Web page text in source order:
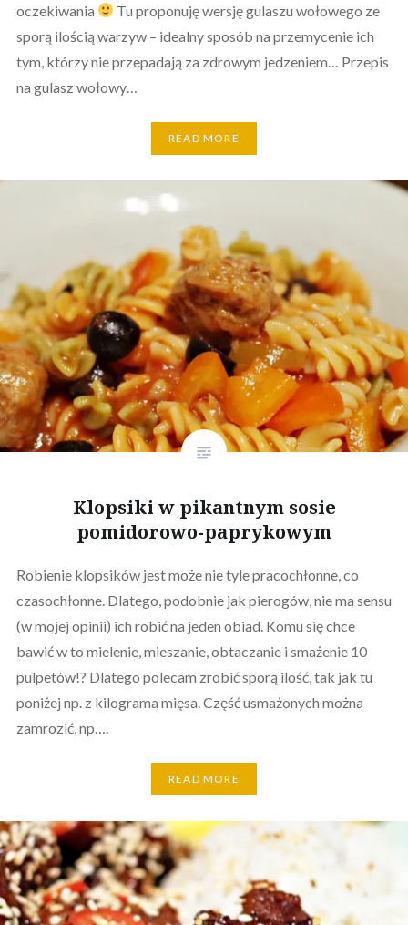
oczekiwania
Tu proponuję wersję gulaszu wołowego ze
sporą ilością warzyw – idealny sposób na przemycenie ich
tym, którzy nie przepadają za zdrowym jedzeniem… Przepis
na gulasz wołowy…
READ MORE
Klopsiki w pikantnym sosie
pomidorowo-paprykowym
Robienie klopsików jest może nie tyle pracochłonne, co
czasochłonne. Dlatego, podobnie jak pierogów, nie ma sensu
(w mojej opinii) ich robić na jeden obiad. Komu się chce
bawić w to mielenie, mieszanie, obtaczanie i smażenie 10
pulpetów!? Dlatego polecam zrobić sporą ilość, tak jak tu
poniżej np. z kilograma mięsa. Część usmażonych można
zamrozić, np….
READ MORE